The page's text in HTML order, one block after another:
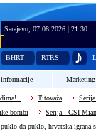
Sarajevo, 07.08.2026 | 21:30
BHRT RTRS
informacije Marketing
Titovaža
bombi
Serija - CSI
da puklo, hrvatska igrana